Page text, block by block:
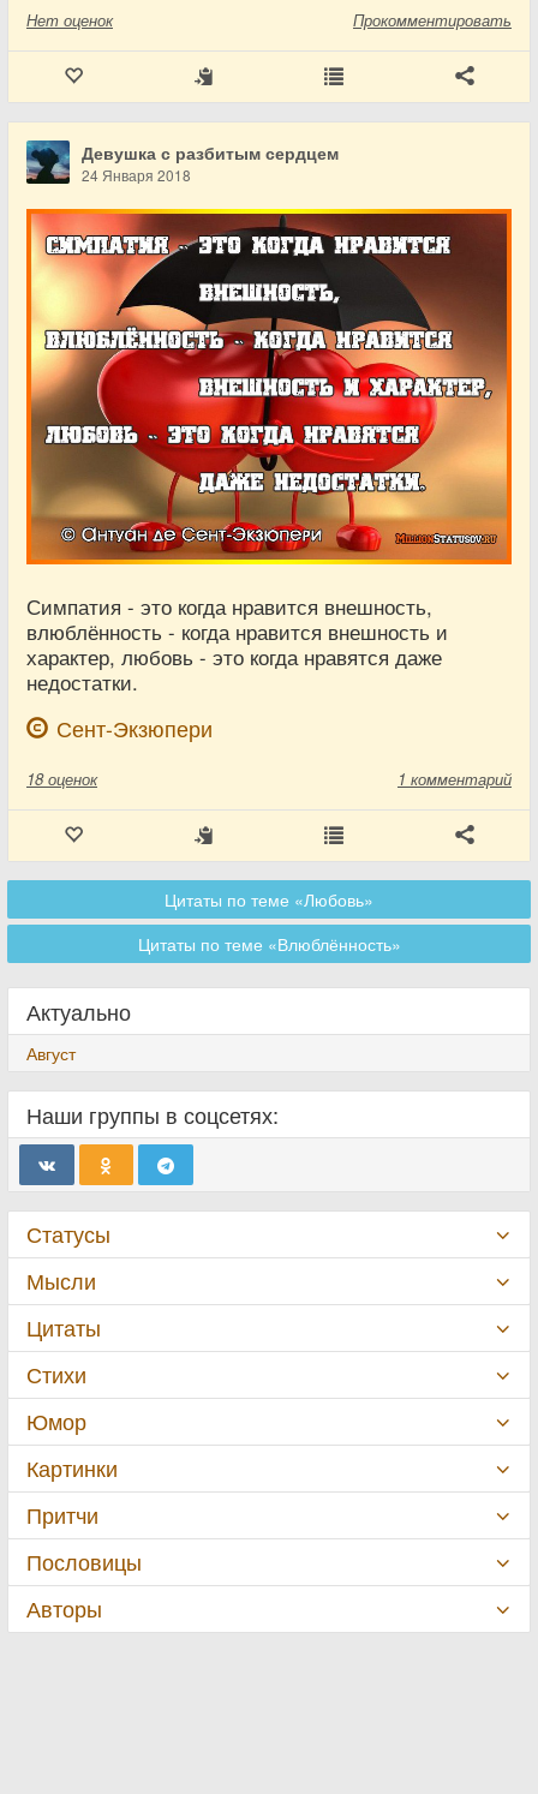
Нет оценок Прокомментировать
Девушка с разбитым сердцем
24 Января 2018
Симпатия - это когда нравится внешность,
влюблённость - когда нравится внешность и
характер, любовь - это когда нравятся даже
недостатки.
Сент-Экзюпери
18 оценок 1 комментарий
Цитаты по теме «Любовь»
Цитаты по теме «Влюблённость»
Актуально
Август
Наши группы в соцсетях:
Статусы
Мысли
Цитаты
Стихи
Юмор
Картинки
Притчи
Пословицы
Авторы